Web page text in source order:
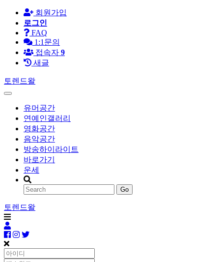
회원가입
로그인
FAQ
1:1문의
접속자 9
새글
토렌드왈
유머공간
연예인갤러리
영화공간
음악공간
방송하이라이트
바로가기
운세
Go
토렌드왈